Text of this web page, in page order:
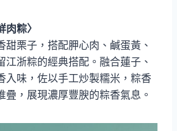
肉粽〉
甜栗子，搭配胛心肉、鹹蛋黃、
江浙粽的經典搭配。融合蓮子、
入味，佐以手工炒製糯米，粽香
疊，展現濃厚豐腴的粽香氣息。